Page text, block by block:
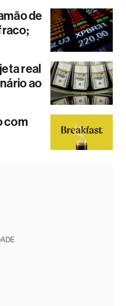
de
real
ao
com